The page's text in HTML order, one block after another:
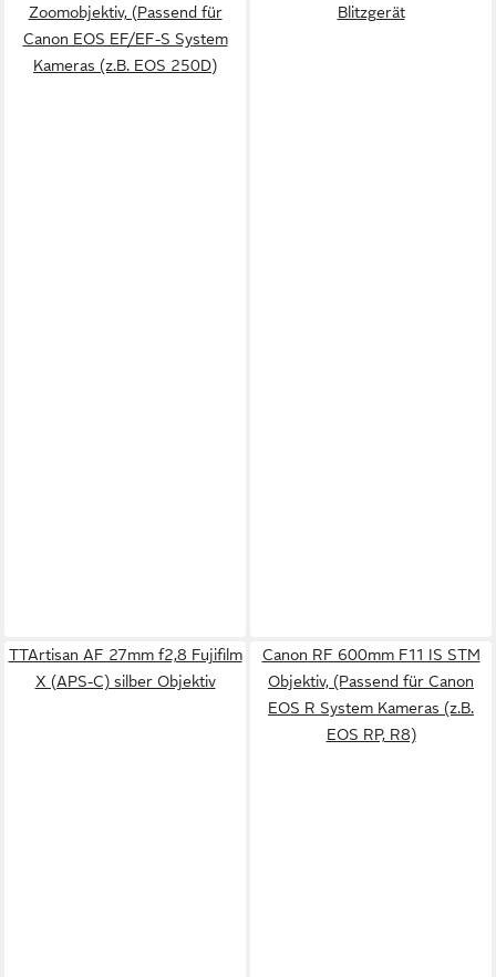
Zoomobjektiv, (Passend für
Canon EOS EF/EF-S System
Kameras (z.B. EOS 250D)
Blitzgerät
TTArtisan AF 27mm f2,8 Fujifilm
X (APS-C) silber Objektiv
Canon RF 600mm F11 IS STM
Objektiv, (Passend für Canon
EOS R System Kameras (z.B.
EOS RP, R8)